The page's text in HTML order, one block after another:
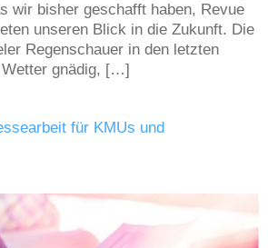
wir bisher geschafft haben, Revue
unseren Blick in die Zukunft. Die
Regenschauer in den letzten
gnädig, […]
für KMUs und